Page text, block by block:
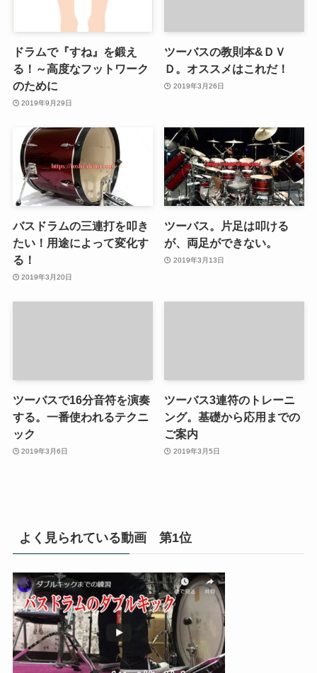
ドラムで『すね』を鍛え
る！～高度なフットワーク
のために
2019年9月29日
ツーバスの教則本&ＤＶ
Ｄ。オススメはこれだ！
2019年3月26日
バスドラムの三連打を叩き
たい！用途によって変化す
る！
2019年3月20日
ツーバス。片足は叩ける
が、両足ができない。
2019年3月13日
ツーバスで16分音符を演奏
する。一番使われるテクニ
ック
2019年3月6日
ツーバス3連符のトレーニ
ング。基礎から応用までの
ご案内
2019年3月5日
よく見られている動画 第1位